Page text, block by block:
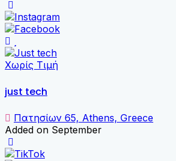
Χωρίς Τιμή
just tech
Πατησίων 65, Athens, Greece
Added on September